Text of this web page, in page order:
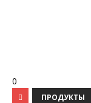
0
ПРОДУКТЫ